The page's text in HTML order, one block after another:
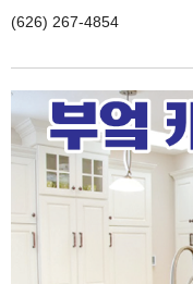
(626) 267-4854